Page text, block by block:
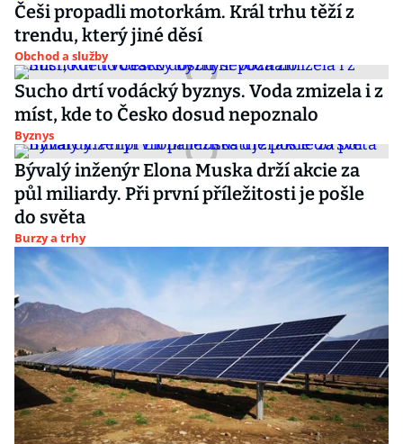
Češi propadli motorkám. Král trhu těží z
trendu, který jiné děsí
Obchod a služby
Sucho drtí vodácký byznys. Voda zmizela i z
míst, kde to Česko dosud nepoznalo
Byznys
Bývalý inženýr Elona Muska drží akcie za
půl miliardy. Při první příležitosti je pošle
do světa
Burzy a trhy